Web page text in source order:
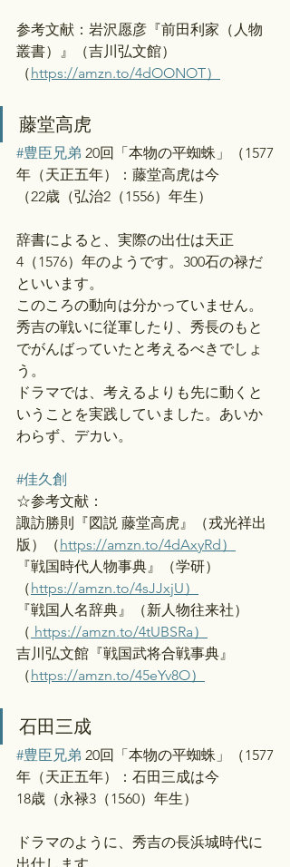
参考文献：岩沢愿彦『前田利家（人物
叢書）』（吉川弘文館）
（https://amzn.to/4dOONOT）
藤堂高虎
#豊臣兄弟 20回「本物の平蜘蛛」（1577
年（天正五年）：藤堂高虎は今
（22歳（弘治2（1556）年生）
辞書によると、実際の出仕は天正
4（1576）年のようです。300石の禄だ
といいます。
このころの動向は分かっていません。
秀吉の戦いに従軍したり、秀長のもと
でがんばっていたと考えるべきでしょ
う。
ドラマでは、考えるよりも先に動くと
いうことを実践していました。あいか
わらず、デカい。
#佳久創
☆参考文献：
諏訪勝則『図説 藤堂高虎』（戎光祥出
版）（https://amzn.to/4dAxyRd）
『戦国時代人物事典』（学研）
（https://amzn.to/4sJJxjU）
『戦国人名辞典』（新人物往来社）
（ https://amzn.to/4tUBSRa）
吉川弘文館『戦国武将合戦事典』
（https://amzn.to/45eYv8O）
石田三成
#豊臣兄弟 20回「本物の平蜘蛛」（1577
年（天正五年）：石田三成は今
18歳（永禄3（1560）年生）
ドラマのように、秀吉の長浜城時代に